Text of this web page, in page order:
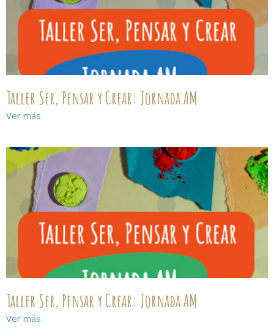
Taller Ser, Pensar y Crear: Jornada AM
Ver más
Taller Ser, Pensar y Crear: Jornada AM
Ver más